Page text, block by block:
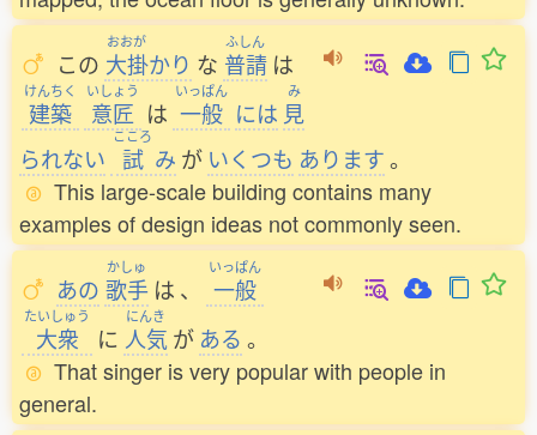
この
おおが
大掛かり な
ふしん
普請 は
けんちく
建築
いしょう
意匠 は
いっぱん
一般 には
み
見
られない
こころ
試 み が いくつも あります。
This large-scale building contains many
examples of design ideas not commonly seen.
あの
かしゅ
歌手 は 、
いっぱん
一般
たいしゅう
大衆 に
にんき
人気 が ある 。
That singer is very popular with people in
general.